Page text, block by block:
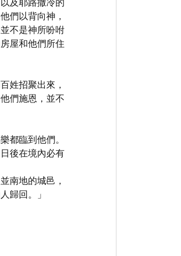
們以背向神，
不是神所吩咐
屋和他們所住
姓招聚出來，
們施恩，並不
都臨到他們。
後在境內必有
南地的城邑，
歸回。」